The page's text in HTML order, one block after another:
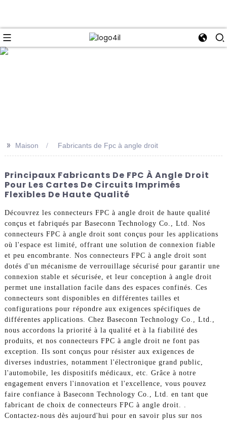
>> Maison Fabricants de Fpc à angle droit
Principaux Fabricants De FPC À Angle Droit
Pour Les Cartes De Circuits Imprimés
Flexibles De Haute Qualité
Découvrez les connecteurs FPC à angle droit de haute qualité
conçus et fabriqués par Baseconn Technology Co., Ltd. Nos
connecteurs FPC à angle droit sont conçus pour les applications
où l'espace est limité, offrant une solution de connexion fiable
et peu encombrante. Nos connecteurs FPC à angle droit sont
dotés d'un mécanisme de verrouillage sécurisé pour garantir une
connexion stable et sécurisée, et leur conception à angle droit
permet une installation facile dans des espaces confinés. Ces
connecteurs sont disponibles en différentes tailles et
configurations pour répondre aux exigences spécifiques de
différentes applications. Chez Baseconn Technology Co., Ltd.,
nous accordons la priorité à la qualité et à la fiabilité des
produits, et nos connecteurs FPC à angle droit ne font pas
exception. Ils sont conçus pour résister aux exigences de
diverses industries, notamment l'électronique grand public,
l'automobile, les dispositifs médicaux, etc. Grâce à notre
engagement envers l'innovation et l'excellence, vous pouvez
faire confiance à Baseconn Technology Co., Ltd. en tant que
fabricant de choix de connecteurs FPC à angle droit. .
Contactez-nous dès aujourd'hui pour en savoir plus sur nos